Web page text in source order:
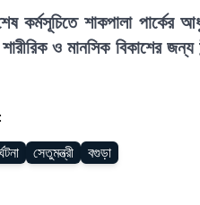
কর্মসূচিতে শাকপালা
শারীরিক ও মানসিক বিকাশের
সেতুমন্ত্রী বগুড়া